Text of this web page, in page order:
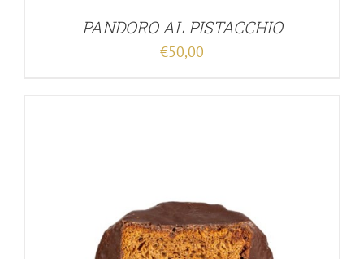
PANDORO AL PISTACCHIO
€50,00